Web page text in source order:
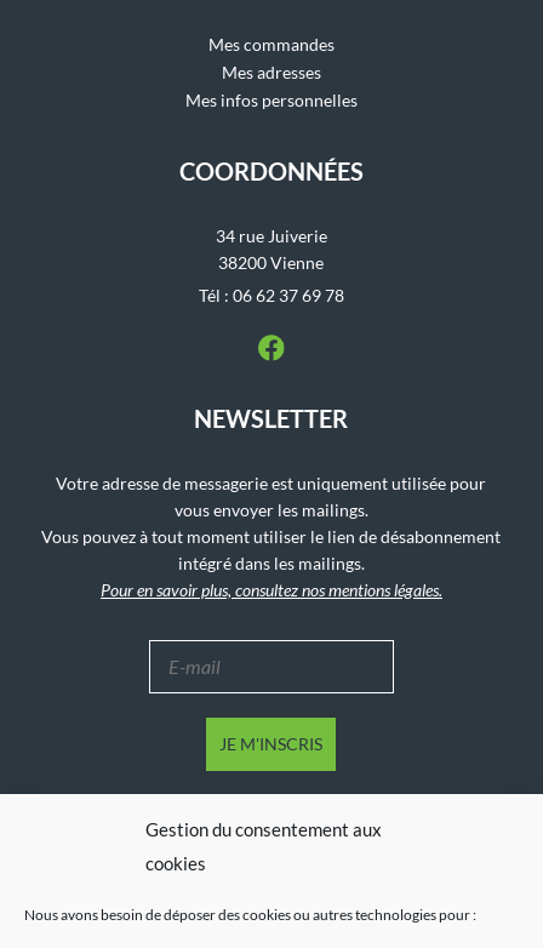
Gestion du consentement aux
cookies
Nous avons besoin de déposer des cookies ou autres technologies pour :
Mes commandes
Mes adresses
Mes infos personnelles
COORDONNÉES
34 rue Juiverie
38200 Vienne
Tél : 06 62 37 69 78
NEWSLETTER
Votre adresse de messagerie est uniquement utilisée pour
vous envoyer les mailings.
Vous pouvez à tout moment utiliser le lien de désabonnement
intégré dans les mailings.
Pour en savoir plus, consultez nos mentions légales.